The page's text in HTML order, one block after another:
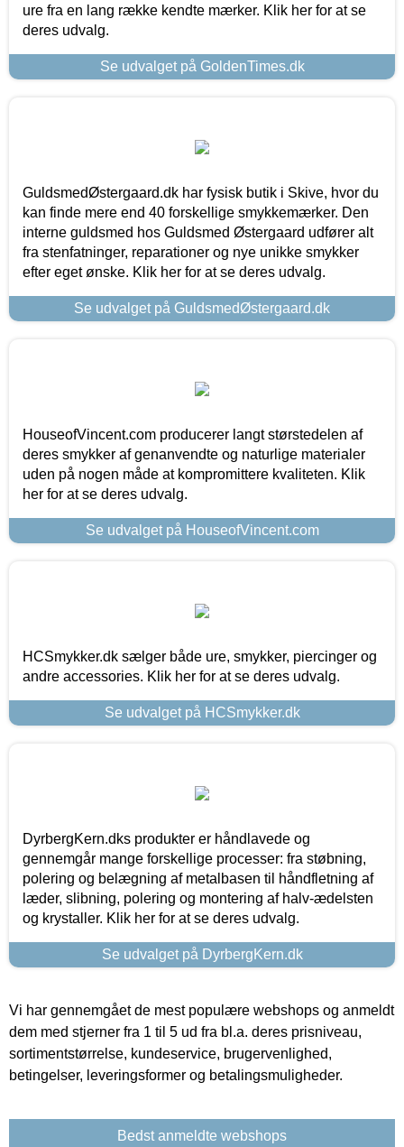
ure fra en lang række kendte mærker. Klik her for at se
deres udvalg.
Se udvalget på GoldenTimes.dk
GuldsmedØstergaard.dk har fysisk butik i Skive, hvor du
kan finde mere end 40 forskellige smykkemærker. Den
interne guldsmed hos Guldsmed Østergaard udfører alt
fra stenfatninger, reparationer og nye unikke smykker
efter eget ønske. Klik her for at se deres udvalg.
Se udvalget på GuldsmedØstergaard.dk
HouseofVincent.com producerer langt størstedelen af
deres smykker af genanvendte og naturlige materialer
uden på nogen måde at kompromittere kvaliteten. Klik
her for at se deres udvalg.
Se udvalget på HouseofVincent.com
HCSmykker.dk sælger både ure, smykker, piercinger og
andre accessories. Klik her for at se deres udvalg.
Se udvalget på HCSmykker.dk
DyrbergKern.dks produkter er håndlavede og
gennemgår mange forskellige processer: fra støbning,
polering og belægning af metalbasen til håndfletning af
læder, slibning, polering og montering af halv-ædelsten
og krystaller. Klik her for at se deres udvalg.
Se udvalget på DyrbergKern.dk
Vi har gennemgået de mest populære webshops og anmeldt
dem med stjerner fra 1 til 5 ud fra bl.a. deres prisniveau,
sortimentstørrelse, kundeservice, brugervenlighed,
betingelser, leveringsformer og betalingsmuligheder.
Bedst anmeldte webshops